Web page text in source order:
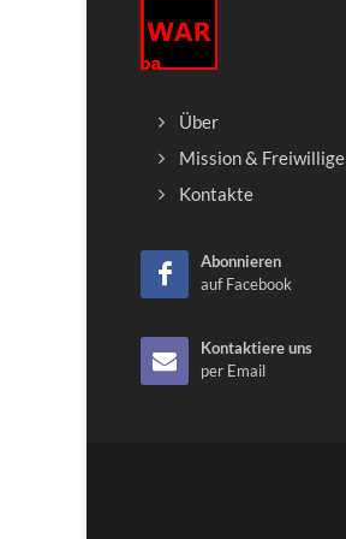
Über
Mission & Freiwillige
Kontakte
Abonnieren
auf Facebook
Kontaktiere uns
per Email